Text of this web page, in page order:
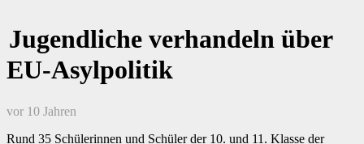
Jugendliche verhandeln über
EU-Asylpolitik
vor 10 Jahren
Rund 35 Schülerinnen und Schüler der 10. und 11. Klasse der